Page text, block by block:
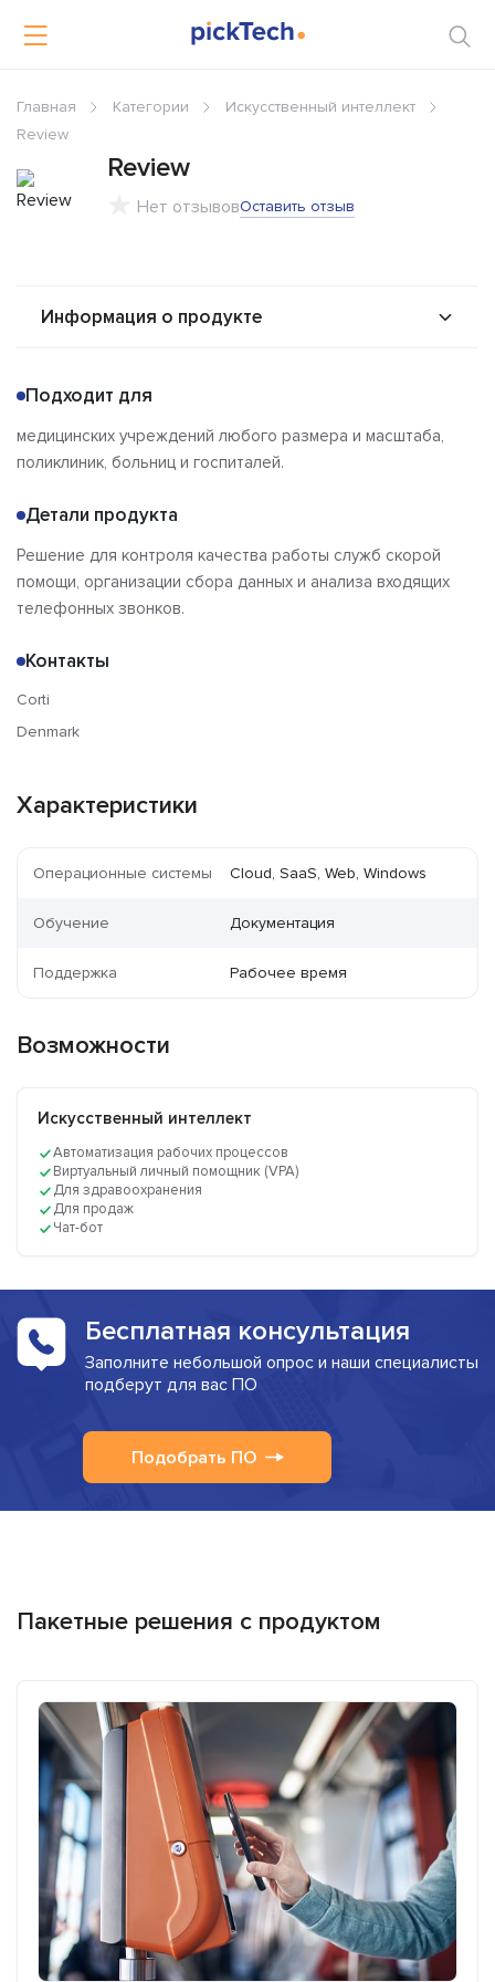
Главная Категории
Искусственный интеллект
Review
Review
Нет отзывовОставить отзыв
Информация о продукте
Решения
Сравнения
Отзывы
Подходит для
медицинских учреждений любого размера и масштаба,
поликлиник, больниц и госпиталей.
Детали продукта
Решение для контроля качества работы служб скорой
помощи, организации сбора данных и анализа входящих
телефонных звонков.
Контакты
Corti
Denmark
Характеристики
Операционные системы Cloud, SaaS, Web, Windows
Обучение Документация
Поддержка Рабочее время
Возможности
Искусственный интеллект
Автоматизация рабочих процессов
Виртуальный личный помощник (VPA)
Для здравоохранения
Для продаж
Чат-бот
Бесплатная консультация
Заполните небольшой опрос и наши специалисты
подберут для вас ПО
Подобрать ПО
Пакетные решения с продуктом